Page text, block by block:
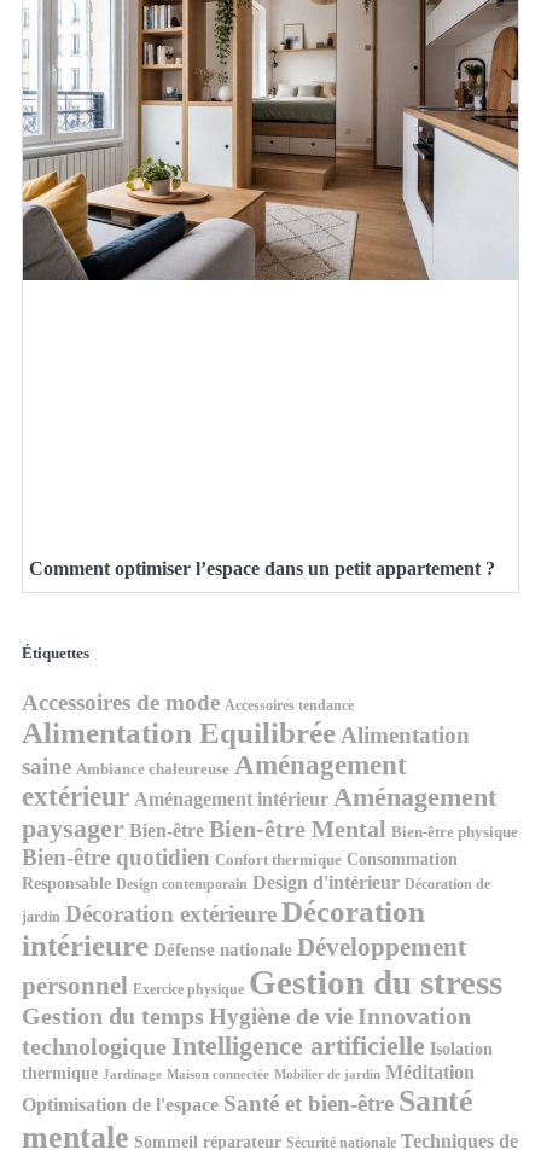
Comment optimiser l’espace dans un petit appartement ?
Étiquettes
Accessoires de mode Accessoires tendance
Alimentation Equilibrée Alimentation
saine Ambiance chaleureuse Aménagement
extérieur Aménagement intérieur Aménagement
paysager Bien-être Bien-être Mental Bien-être physique
Bien-être quotidien Confort thermique Consommation
Responsable Design contemporain Design d'intérieur Décoration de
jardin Décoration extérieureDécoration
intérieure Défense nationale Développement
personnel Exercice physique Gestion du stress
Gestion du temps Hygiène de vie Innovation
technologique Intelligence artificielle Isolation
thermique Jardinage Maison connectée Mobilier de jardin Méditation
Optimisation de l'espace Santé et bien-être Santé
mentale Sommeil réparateur Sécurité nationale Techniques de